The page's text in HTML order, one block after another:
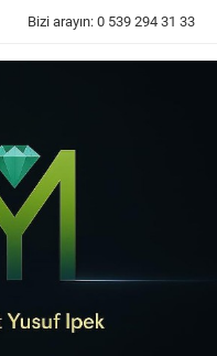
Bizi arayın: 0 539 294 31 33